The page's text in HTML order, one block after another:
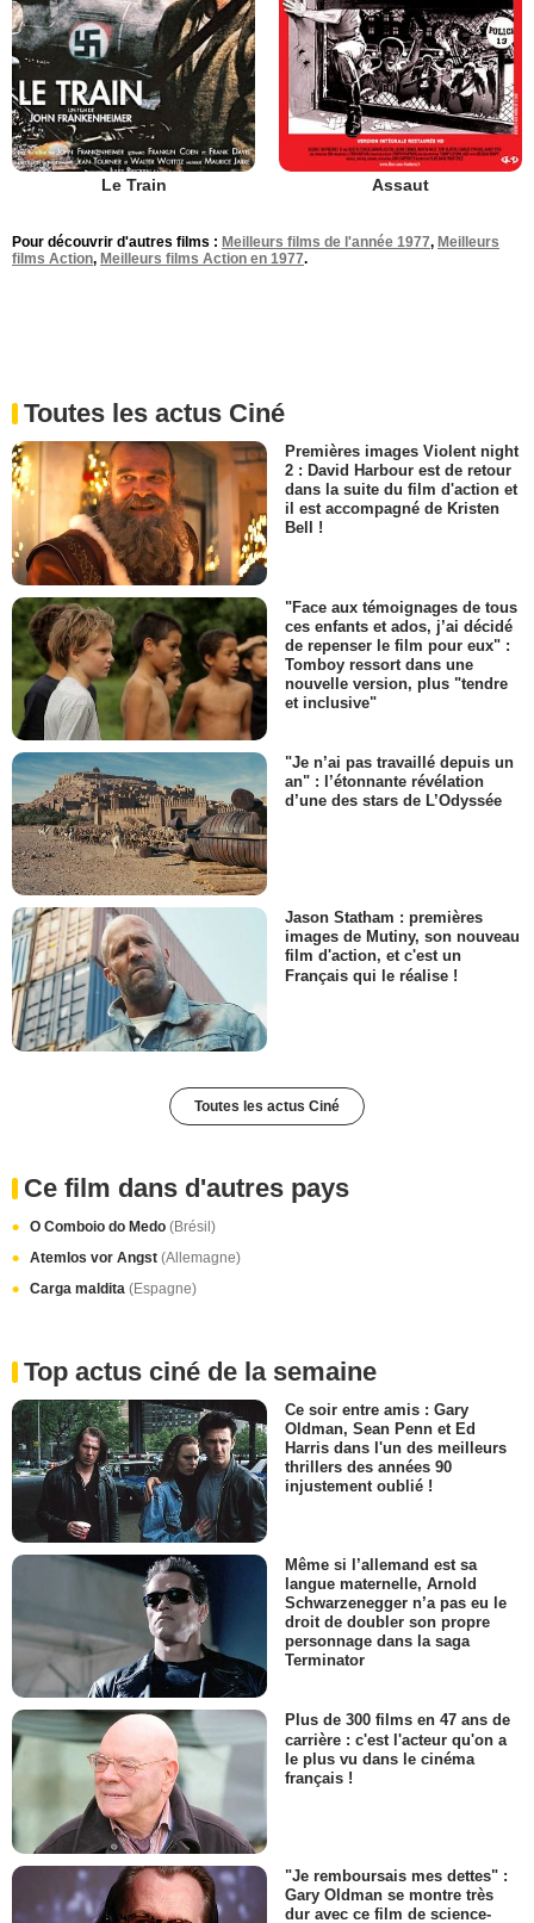
Le Train Assaut
Pour découvrir d'autres films : Meilleurs films de l'année 1977, Meilleurs
films Action, Meilleurs films Action en 1977.
Toutes les actus Ciné
Premières images Violent night
2 : David Harbour est de retour
dans la suite du film d'action et
il est accompagné de Kristen
Bell !
"Face aux témoignages de tous
ces enfants et ados, j’ai décidé
de repenser le film pour eux" :
Tomboy ressort dans une
nouvelle version, plus "tendre
et inclusive"
"Je n’ai pas travaillé depuis un
an" : l’étonnante révélation
d’une des stars de L’Odyssée
Jason Statham : premières
images de Mutiny, son nouveau
film d'action, et c'est un
Français qui le réalise !
Toutes les actus Ciné
Ce film dans d'autres pays
O Comboio do Medo (Brésil)
Atemlos vor Angst (Allemagne)
Carga maldita (Espagne)
Top actus ciné de la semaine
Ce soir entre amis : Gary
Oldman, Sean Penn et Ed
Harris dans l'un des meilleurs
thrillers des années 90
injustement oublié !
Même si l’allemand est sa
langue maternelle, Arnold
Schwarzenegger n’a pas eu le
droit de doubler son propre
personnage dans la saga
Terminator
Plus de 300 films en 47 ans de
carrière : c'est l'acteur qu'on a
le plus vu dans le cinéma
français !
"Je remboursais mes dettes" :
Gary Oldman se montre très
dur avec ce film de science-